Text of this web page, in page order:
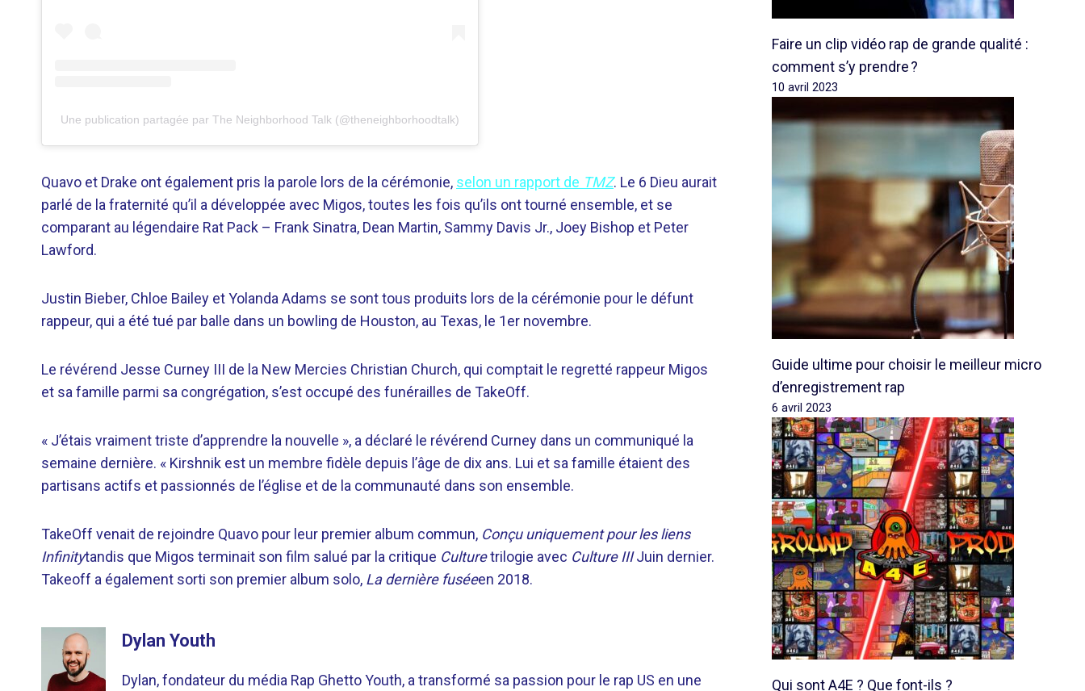
Une publication partagée par The Neighborhood Talk (@theneighborhoodtalk)
Quavo et Drake ont également pris la parole lors de la cérémonie, selon un rapport de TMZ. Le 6 Dieu aurait
parlé de la fraternité qu’il a développée avec Migos, toutes les fois qu’ils ont tourné ensemble, et se
comparant au légendaire Rat Pack – Frank Sinatra, Dean Martin, Sammy Davis Jr., Joey Bishop et Peter
Lawford.
Justin Bieber, Chloe Bailey et Yolanda Adams se sont tous produits lors de la cérémonie pour le défunt
rappeur, qui a été tué par balle dans un bowling de Houston, au Texas, le 1er novembre.
Le révérend Jesse Curney III de la New Mercies Christian Church, qui comptait le regretté rappeur Migos
et sa famille parmi sa congrégation, s’est occupé des funérailles de TakeOff.
« J’étais vraiment triste d’apprendre la nouvelle », a déclaré le révérend Curney dans un communiqué la
semaine dernière. « Kirshnik est un membre fidèle depuis l’âge de dix ans. Lui et sa famille étaient des
partisans actifs et passionnés de l’église et de la communauté dans son ensemble.
TakeOff venait de rejoindre Quavo pour leur premier album commun, Conçu uniquement pour les liens
Infinitytandis que Migos terminait son film salué par la critique Culturetrilogie avec Culture IIIJuin dernier.
Takeoff a également sorti son premier album solo, La dernière fuséeen 2018.
Dylan Youth
Dylan, fondateur du média Rap Ghetto Youth, a transformé sa passion pour le rap US en une
Faire un clip vidéo rap de grande qualité :
comment s’y prendre ?
10 avril 2023
Guide ultime pour choisir le meilleur micro
d’enregistrement rap
6 avril 2023
Qui sont A4E ? Que font-ils ?